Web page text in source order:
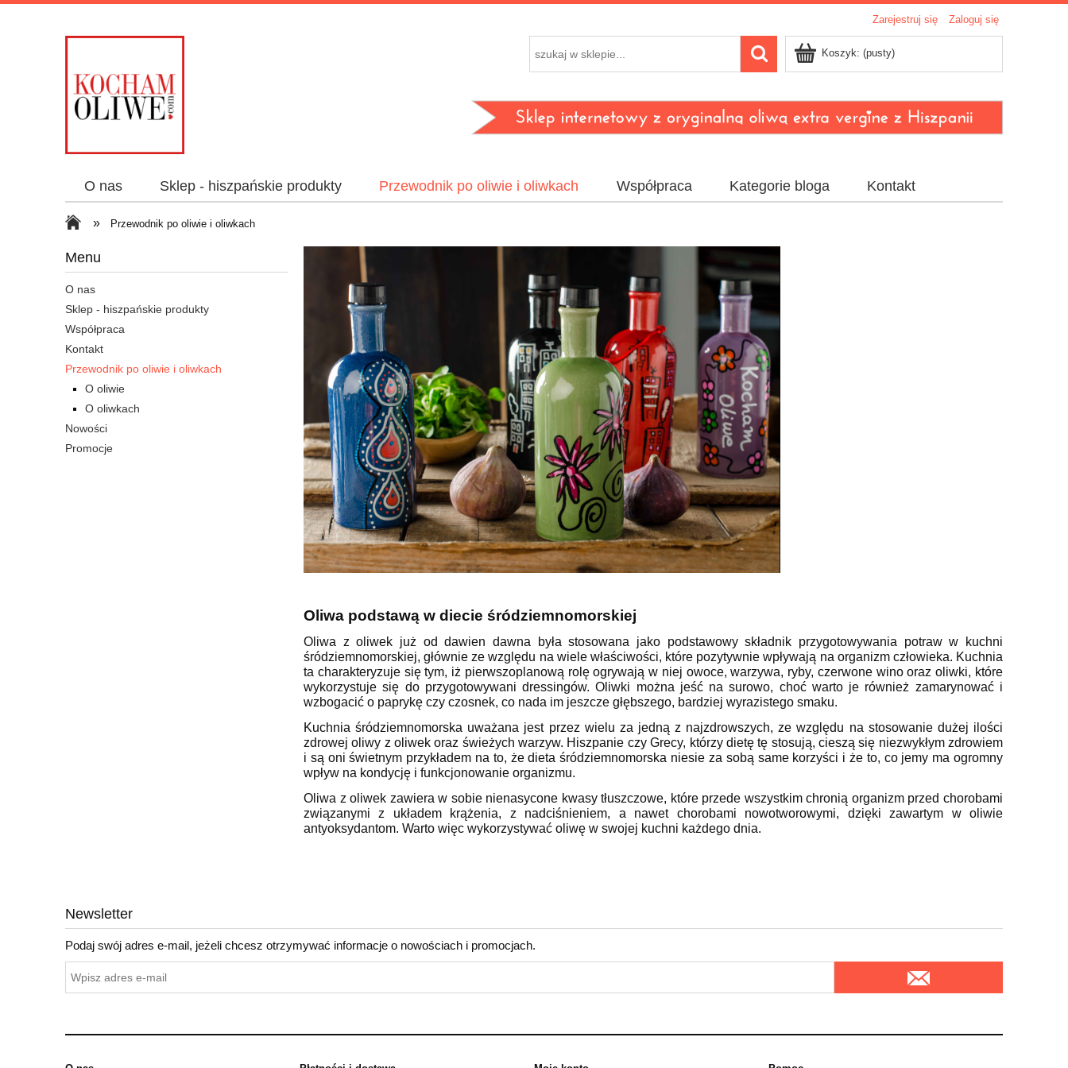
Zarejestruj się Zaloguj się
Koszyk: (pusty)
O nas Sklep - hiszpańskie produkty Przewodnik po oliwie i oliwkach Współpraca Kategorie bloga Kontakt
» Przewodnik po oliwie i oliwkach
Menu
O nas
Sklep - hiszpańskie produkty
Współpraca
Kontakt
Przewodnik po oliwie i oliwkach
O oliwie
O oliwkach
Nowości
Promocje
Oliwa podstawą w diecie śródziemnomorskiej
Oliwa z oliwek już od dawien dawna była stosowana jako podstawowy składnik przygotowywania potraw w kuchni
śródziemnomorskiej, głównie ze względu na wiele właściwości, które pozytywnie wpływają na organizm człowieka. Kuchnia
ta charakteryzuje się tym, iż pierwszoplanową rolę ogrywają w niej owoce, warzywa, ryby, czerwone wino oraz oliwki, które
wykorzystuje się do przygotowywani dressingów. Oliwki można jeść na surowo, choć warto je również zamarynować i
wzbogacić o paprykę czy czosnek, co nada im jeszcze głębszego, bardziej wyrazistego smaku.
Kuchnia śródziemnomorska uważana jest przez wielu za jedną z najzdrowszych, ze względu na stosowanie dużej ilości
zdrowej oliwy z oliwek oraz świeżych warzyw. Hiszpanie czy Grecy, którzy dietę tę stosują, cieszą się niezwykłym zdrowiem
i są oni świetnym przykładem na to, że dieta śródziemnomorska niesie za sobą same korzyści i że to, co jemy ma ogromny
wpływ na kondycję i funkcjonowanie organizmu.
Oliwa z oliwek zawiera w sobie nienasycone kwasy tłuszczowe, które przede wszystkim chronią organizm przed chorobami
związanymi z układem krążenia, z nadciśnieniem, a nawet chorobami nowotworowymi, dzięki zawartym w oliwie
antyoksydantom. Warto więc wykorzystywać oliwę w swojej kuchni każdego dnia.
Newsletter
Podaj swój adres e-mail, jeżeli chcesz otrzymywać informacje o nowościach i promocjach.